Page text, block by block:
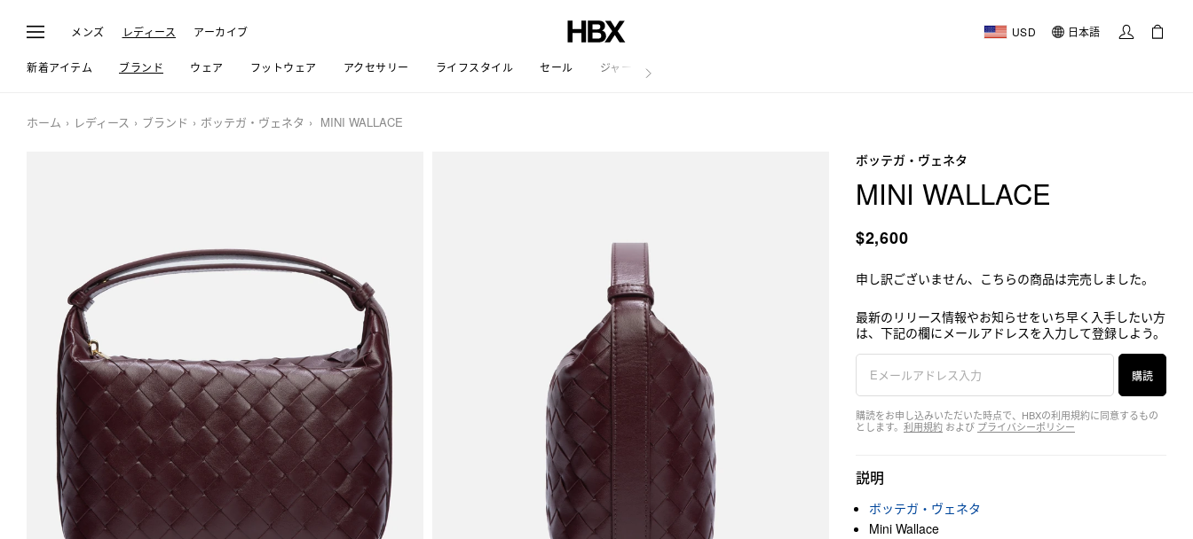
メンズ レディース アーカイブ USD 日本語
新着アイテム ブランド ウェア フットウェア アクセサリー ライフスタイル セール ジャーナル
ホーム レディース ブランド ボッテガ・ヴェネタ MINI WALLACE
ボッテガ・ヴェネタ
MINI WALLACE
$2,600
申し訳ございません、こちらの商品は完売しました。
最新のリリース情報やお知らせをいち早く入手したい方
は、下記の欄にメールアドレスを入力して登録しよう。
購読
購読をお申し込みいただいた時点で、HBXの利用規約に同意するもの
とします。 利用規約 および プライバシーポリシー
説明
ボッテガ・ヴェネタ
Mini Wallace